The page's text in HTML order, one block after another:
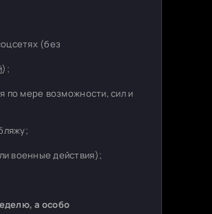
(без
);
по мере возможности, сил и
военные действия);
а особо